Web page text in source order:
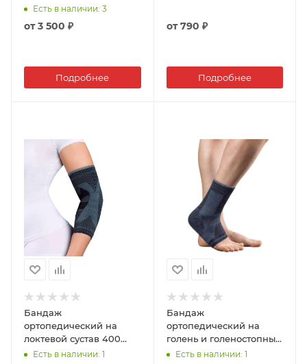
сустав 400 KAN
Есть в наличии: 3
от3 500 ₽
Подробнее
от790 ₽
Подробнее
Бандаж
ортопедический на
локтевой сустав 400
KELЕсть в наличии: 1
Бандаж
ортопедический на
голень и голеностопный
сустав 400 TAN
Есть в наличии: 1